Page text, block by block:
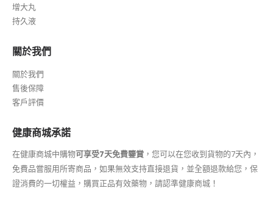
增大丸
持久液
關於我們
關於我們
售後保障
客戶評價
健康商城承諾
在健康商城中購物可享受7天免費鑒賞 ，您可以在您收到貨物的7天內，
免費品嘗服用所寄商品，如果無效支持直接退貨，並全額退款給您，保
證消費的一切權益，購買正品有效藥物，請認準健康商城！